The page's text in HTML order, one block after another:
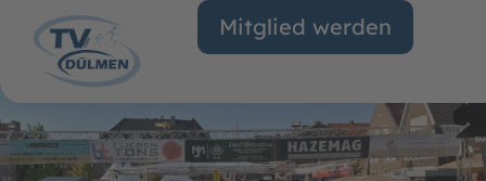
Mitglied werden